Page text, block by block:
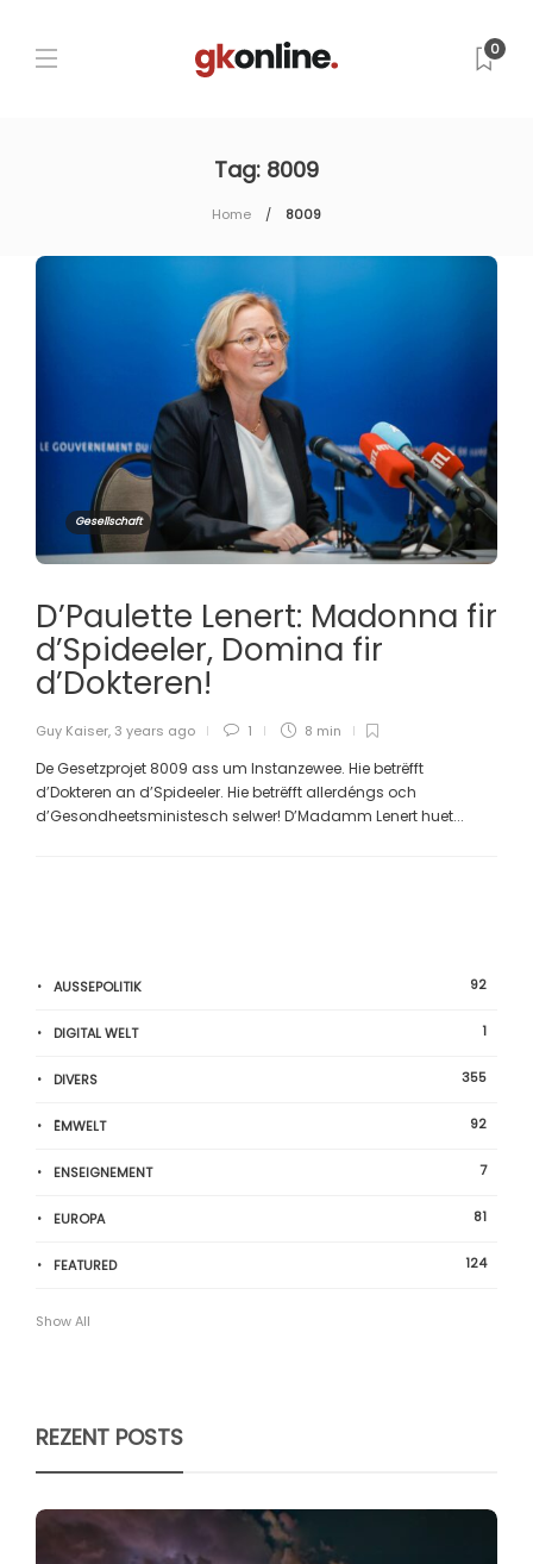
0
Tag: 8009
Home 8009
Gesellschaft
D’Paulette Lenert: Madonna fir
d’Spideeler, Domina fir
d’Dokteren!
Guy Kaiser, 3 years ago 1 8 min
De Gesetzprojet 8009 ass um Instanzewee. Hie betrëfft
d’Dokteren an d’Spideeler. Hie betrëfft allerdéngs och
d’Gesondheetsministesch selwer! D’Madamm Lenert huet...
AUSSEPOLITIK 92
DIGITAL WELT 1
DIVERS 355
ËMWELT 92
ENSEIGNEMENT 7
EUROPA 81
FEATURED 124
Show All
REZENT POSTS